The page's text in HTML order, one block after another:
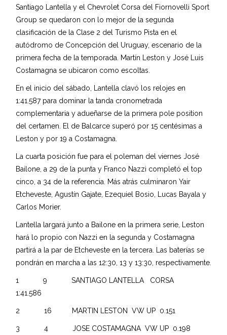
Santiago Lantella y el Chevrolet Corsa del Fiornovelli Sport
Group se quedaron con lo mejor de la segunda
clasificación de la Clase 2 del Turismo Pista en el
autódromo de Concepción del Uruguay, escenario de la
primera fecha de la temporada. Martín Leston y José Luis
Costamagna se ubicaron como escoltas.
En el inicio del sábado, Lantella clavó los relojes en
1:41.587 para dominar la tanda cronometrada
complementaria y adueñarse de la primera pole position
del certamen. El de Balcarce superó por 15 centésimas a
Leston y por 19 a Costamagna.
La cuarta posición fue para el poleman del viernes José
Bailone, a 29 de la punta y Franco Nazzi completó el top
cinco, a 34 de la referencia. Más atrás culminaron Yair
Etcheveste, Agustín Gajate, Ezequiel Bosio, Lucas Bayala y
Carlos Morier.
Lantella largará junto a Bailone en la primera serie, Leston
hará lo propio con Nazzi en la segunda y Costamagna
partirá a la par de Etcheveste en la tercera. Las baterías se
pondrán en marcha a las 12:30, 13 y 13:30, respectivamente.
1 9 SANTIAGO LANTELLA CORSA
1:41.586
2 16 MARTIN LESTON VW UP 0.151
3 4 JOSE COSTAMAGNA VW UP 0.198